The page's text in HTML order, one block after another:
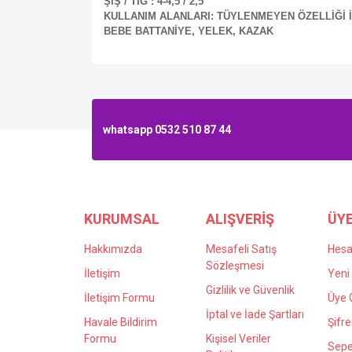
KULLANIM ALANLARI: TÜYLENMEYEN
BEBE BATTANİYE, YELEK, KAZAK
whatsapp 0532 510 87 44
KURUMSAL
Hakkımızda
İletişim
İletişim Formu
Havale Bildirim
Formu
ALIŞVERİŞ
Mesafeli Satış
Sözleşmesi
Gizlilik ve Güvenlik
İptal ve İade Şartları
Kişisel Veriler
Yeni
Üye